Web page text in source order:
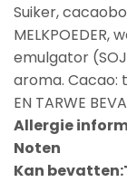
Suiker,
MELKPOEDER,
emulgator (
aroma. Cacao:
EN TARWE
Allergie
Noten
Kan